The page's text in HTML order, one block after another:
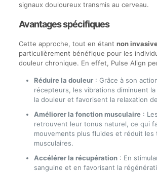
signaux douloureux transmis au cerveau.
Avantages spécifiques
Cette approche, tout en étant non
particulièrement bénéfique pour les
douleur chronique. En effet, Pulse Align
Réduire la douleur: Grâce à son
récepteurs, les vibrations diminuent
la douleur et favorisent la relaxation
Améliorer la fonction musculaire:
retrouvent leur tonus naturel, ce qui
mouvements plus fluides et réduit les
musculaires.
Accélérer la récupération: En
sanguine et en favorisant la